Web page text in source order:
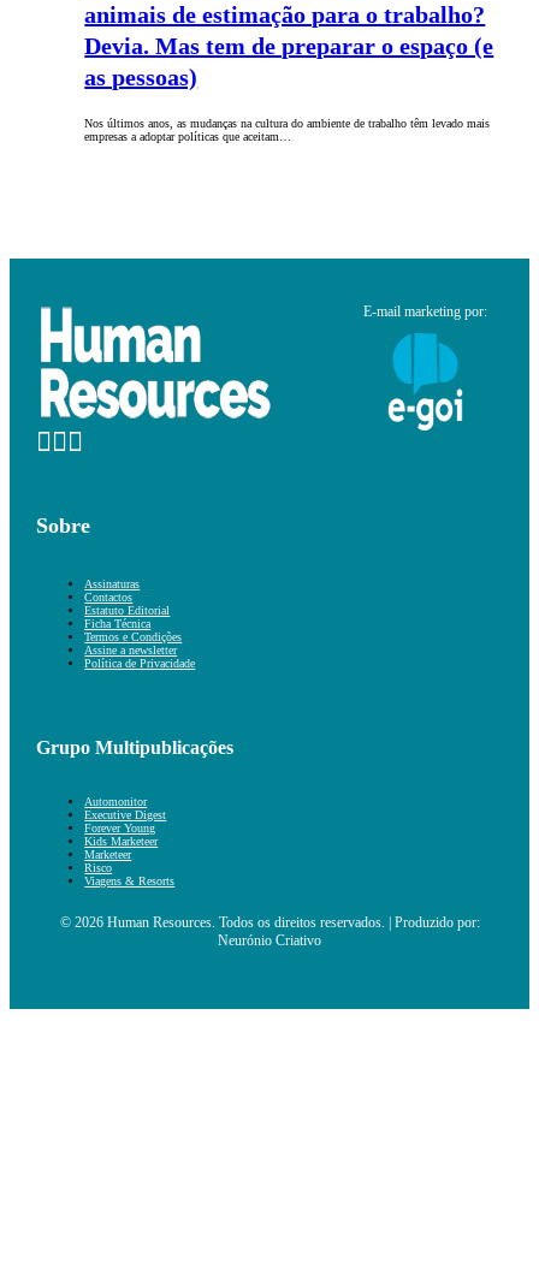
animais de estimação para o trabalho?
Devia. Mas tem de preparar o espaço (e
as pessoas)
Nos últimos anos, as mudanças na cultura do ambiente de trabalho têm levado mais
empresas a adoptar políticas que aceitam…
E-mail marketing por:
Sobre
Assinaturas
Contactos
Estatuto Editorial
Ficha Técnica
Termos e Condições
Assine a newsletter
Política de Privacidade
Grupo Multipublicações
Automonitor
Executive Digest
Forever Young
Kids Marketeer
Marketeer
Risco
Viagens & Resorts
© 2026 Human Resources. Todos os direitos reservados. | Produzido por:
Neurónio Criativo